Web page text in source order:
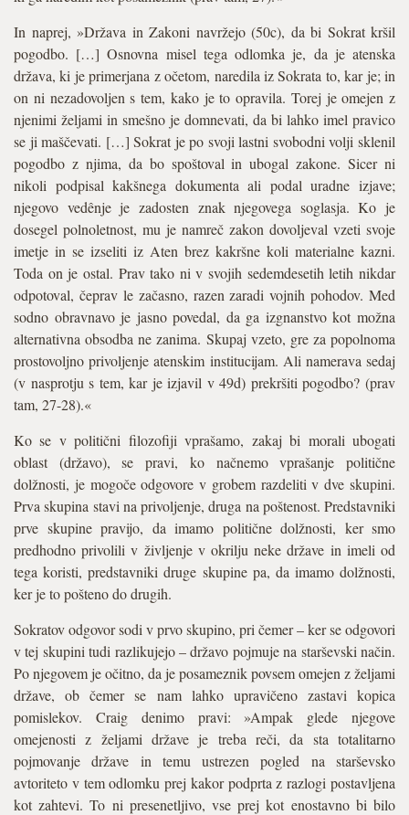
In naprej, »Država in Zakoni navržejo (50c), da bi Sokrat kršil
pogodbo. […] Osnovna misel tega odlomka je, da je atenska
država, ki je primerjana z očetom, naredila iz Sokrata to, kar je; in
on ni nezadovoljen s tem, kako je to opravila. Torej je omejen z
njenimi željami in smešno je domnevati, da bi lahko imel pravico
se ji maščevati. […] Sokrat je po svoji lastni svobodni volji sklenil
pogodbo z njima, da bo spoštoval in ubogal zakone. Sicer ni
nikoli podpisal kakšnega dokumenta ali podal uradne izjave;
njegovo vedênje je zadosten znak njegovega soglasja. Ko je
dosegel polnoletnost, mu je namreč zakon dovoljeval vzeti svoje
imetje in se izseliti iz Aten brez kakršne koli materialne kazni.
Toda on je ostal. Prav tako ni v svojih sedemdesetih letih nikdar
odpotoval, čeprav le začasno, razen zaradi vojnih pohodov. Med
sodno obravnavo je jasno povedal, da ga izgnanstvo kot možna
alternativna obsodba ne zanima. Skupaj vzeto, gre za popolnoma
prostovoljno privoljenje atenskim institucijam. Ali namerava sedaj
(v nasprotju s tem, kar je izjavil v 49d) prekršiti pogodbo? (prav
tam, 27-28).«
Ko se v politični filozofiji vprašamo, zakaj bi morali ubogati
oblast (državo), se pravi, ko načnemo vprašanje politične
dolžnosti, je mogoče odgovore v grobem razdeliti v dve skupini.
Prva skupina stavi na privoljenje, druga na poštenost. Predstavniki
prve skupine pravijo, da imamo politične dolžnosti, ker smo
predhodno privolili v življenje v okrilju neke države in imeli od
tega koristi, predstavniki druge skupine pa, da imamo dolžnosti,
ker je to pošteno do drugih.
Sokratov odgovor sodi v prvo skupino, pri čemer – ker se odgovori
v tej skupini tudi razlikujejo – državo pojmuje na starševski način.
Po njegovem je očitno, da je posameznik povsem omejen z željami
države, ob čemer se nam lahko upravičeno zastavi kopica
pomislekov. Craig denimo pravi: »Ampak glede njegove
omejenosti z željami države je treba reči, da sta totalitarno
pojmovanje države in temu ustrezen pogled na starševsko
avtoriteto v tem odlomku prej kakor podprta z razlogi postavljena
kot zahtevi. To ni presenetljivo, vse prej kot enostavno bi bilo